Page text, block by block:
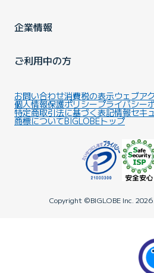
企業情報
ご利用中の方
お問い合わせ消費税の表示ウェブア
個人情報保護ポリシープライバシー
特定商取引法に基づく表記情報セキ
商標についてBIGLOBEトップ
Copyright ©BIGLOBE Inc. 2026.